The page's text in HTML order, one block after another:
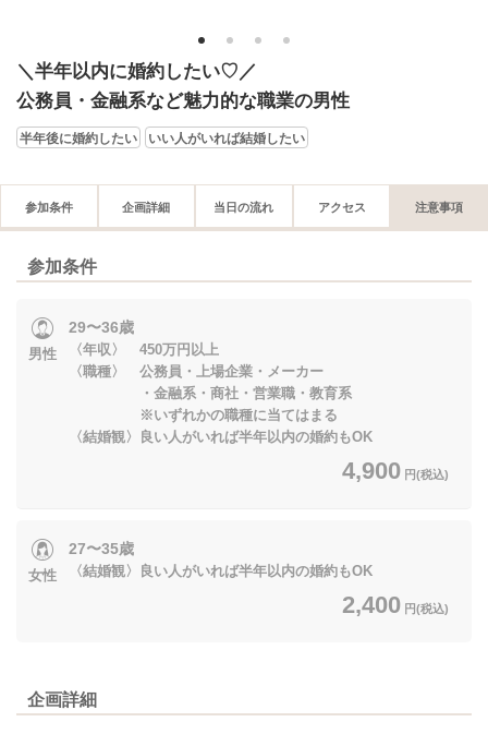
1 2 3 4
＼半年以内に婚約したい♡／
公務員・金融系など魅力的な職業の男性
半年後に婚約したい いい人がいれば結婚したい
参加条件 企画詳細 当日の流れ アクセス 注意事項
参加条件
男性
29〜36歳
〈年収〉 450万円以上
〈職種〉 公務員・上場企業・メーカー
・金融系・商社・営業職・教育系
※いずれかの職種に当てはまる
〈結婚観〉良い人がいれば半年以内の婚約もOK
4,900 円(税込)
女性
27〜35歳
〈結婚観〉良い人がいれば半年以内の婚約もOK
2,400 円(税込)
企画詳細